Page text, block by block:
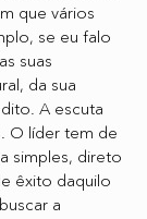
que vários
se eu falo
suas
da sua
A escuta
O líder tem de
simples, direto
êxito daquilo
a